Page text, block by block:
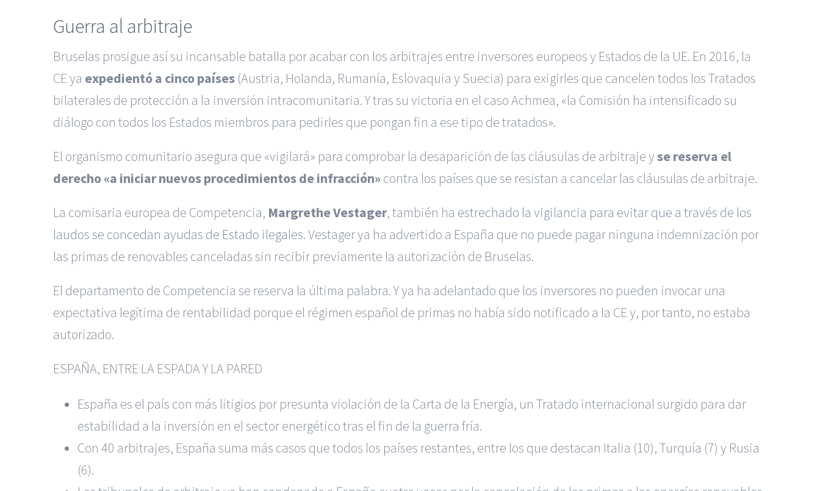
Guerra al arbitraje
Bruselas prosigue así su incansable batalla por acabar con los arbitrajes entre inversores europeos y Estados de la UE. En 2016, la
CE ya expedientó a cinco países (Austria, Holanda, Rumanía, Eslovaquia y Suecia) para exigirles que cancelen todos los Tratados
bilaterales de protección a la inversión intracomunitaria. Y tras su victoria en el caso Achmea, «la Comisión ha intensificado su
diálogo con todos los Estados miembros para pedirles que pongan fin a ese tipo de tratados».
El organismo comunitario asegura que «vigilará» para comprobar la desaparición de las cláusulas de arbitraje yse reserva el
derecho «a iniciar nuevos procedimientos de infracción» contra los países que se resistan a cancelar las cláusulas de arbitraje.
La comisaria europea de Competencia, Margrethe Vestager, también ha estrechado la vigilancia para evitar que a través de los
laudos se concedan ayudas de Estado ilegales.Vestager ya ha advertido a España que no puede pagar ninguna indemnización por
las primas de renovables canceladas sin recibir previamente la autorización de Bruselas.
El departamento de Competencia se reserva la última palabra. Y ya ha adelantado que los inversores no pueden invocar una
expectativa legítima de rentabilidad porque el régimen español de primas no había sido notificado a la CE y, por tanto, no estaba
autorizado.
ESPAÑA, ENTRE LA ESPADA Y LA PARED
España es el país con más litigios por presunta violación de la Carta de la Energía, un Tratado internacional surgido para dar
estabilidad a la inversión en el sector energético tras el fin de la guerra fría.
Con 40 arbitrajes, España suma más casos que todos los países restantes, entre los que destacan Italia (10), Turquía (7) y Rusia
(6).